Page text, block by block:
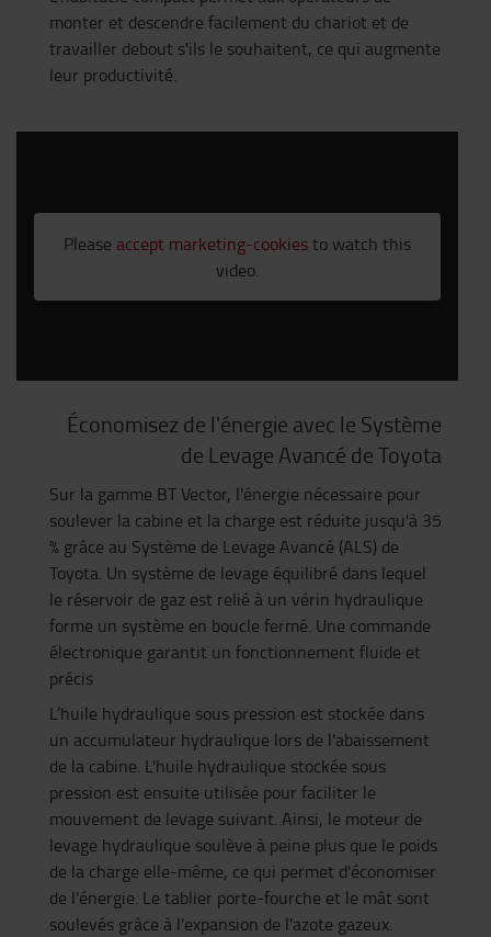
monter et descendre facilement du chariot et de
travailler debout s'ils le souhaitent, ce qui augmente
leur productivité.
Please accept marketing-cookiesto watch this
video.
Économisez de l'énergie avec le Système
de Levage Avancé de Toyota
Sur la gamme BT Vector, l'énergie nécessaire pour
soulever la cabine et la charge est réduite jusqu'à 35
% grâce au Système de Levage Avancé (ALS) de
Toyota. Un système de levage équilibré dans lequel
le réservoir de gaz est relié à un vérin hydraulique
forme un système en boucle fermé. Une commande
électronique garantit un fonctionnement fluide et
précis
L’huile hydraulique sous pression est stockée dans
un accumulateur hydraulique lors de l'abaissement
de la cabine. L'huile hydraulique stockée sous
pression est ensuite utilisée pour faciliter le
mouvement de levage suivant. Ainsi, le moteur de
levage hydraulique soulève à peine plus que le poids
de la charge elle-même, ce qui permet d'économiser
de l'énergie. Le tablier porte-fourche et le mât sont
soulevés grâce à l'expansion de l'azote gazeux.